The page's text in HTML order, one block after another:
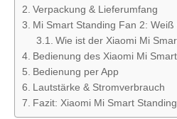
Verpackung & Lieferumfang
Mi Smart Standing Fan 2: Weiß
Wie ist der Xiaomi Mi
Bedienung des Xiaomi Mi
Bedienung per App
Lautstärke & Stromverbrauch
Fazit: Xiaomi Mi Smart